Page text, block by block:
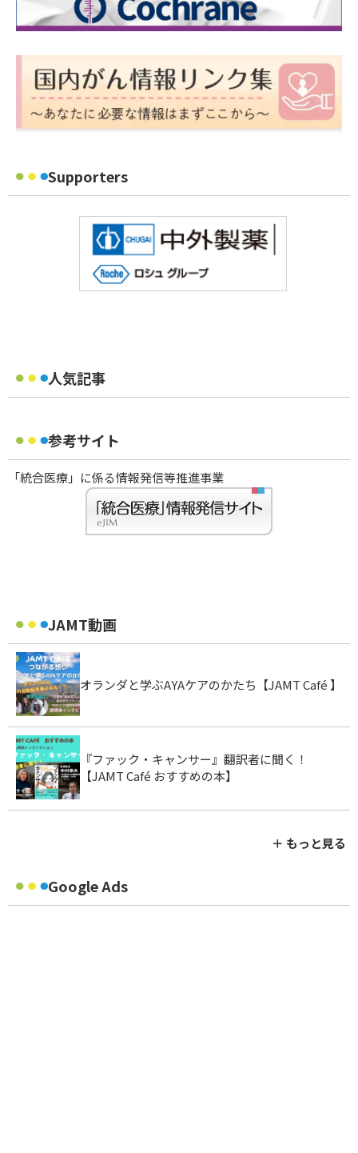
Supporters
人気記事
参考サイト
「統合医療」に係る情報発信等推進事業
JAMT動画
オランダと学ぶAYAケアのかたち【JAMT Café 】
『ファック・キャンサー』翻訳者に聞く！
【JAMT Café おすすめの本】
＋ もっと見る
Google Ads